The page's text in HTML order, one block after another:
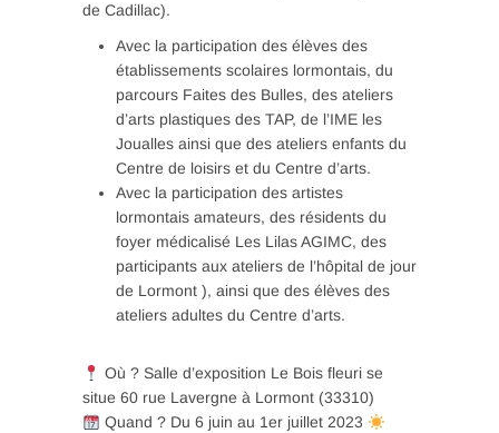
de Cadillac).
Avec la participation des élèves des
établissements scolaires lormontais, du
parcours Faites des Bulles, des ateliers
d’arts plastiques des TAP, de l’IME les
Joualles ainsi que des ateliers enfants du
Centre de loisirs et du Centre d’arts.
Avec la participation des artistes
lormontais amateurs, des résidents du
foyer médicalisé Les Lilas AGIMC, des
participants aux ateliers de l’hôpital de jour
de Lormont ), ainsi que des élèves des
ateliers adultes du Centre d’arts.
Où ? Salle d’exposition Le Bois fleuri se
situe 60 rue Lavergne à Lormont (33310)
Quand ? Du 6 juin au 1er juillet 2023